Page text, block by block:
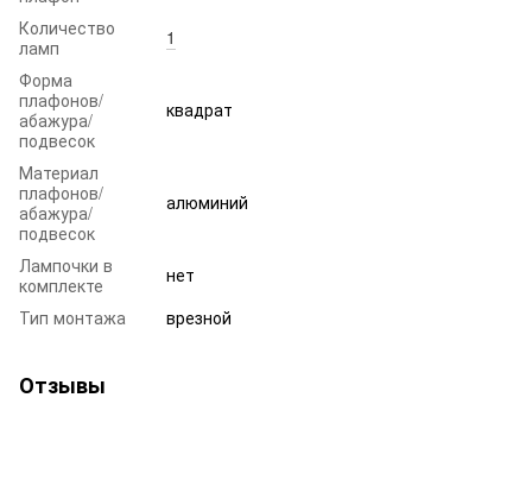
Количество
ламп
1
Форма
плафонов/
абажура/
подвесок
квадрат
Материал
плафонов/
абажура/
подвесок
алюминий
Лампочки в
комплекте
нет
Тип монтажа
врезной
Отзывы